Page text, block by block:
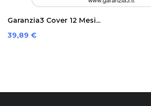
Garanzia3 Cover 12 Mesi...
Prezzo
39,89 €